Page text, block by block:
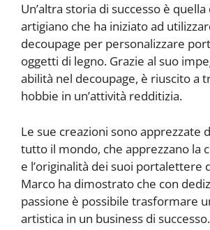
Un’altra storia di successo è
artigiano che ha iniziato ad
decoupage per personalizzare
oggetti di legno. Grazie al suo
abilità nel decoupage, è riuscito a
hobbie in un’attività redditizia.
Le sue creazioni sono apprezzate
tutto il mondo, che apprezzano la
e l’originalità dei suoi portalettere
Marco ha dimostrato che con
passione è possibile trasformare
artistica in un business di successo.